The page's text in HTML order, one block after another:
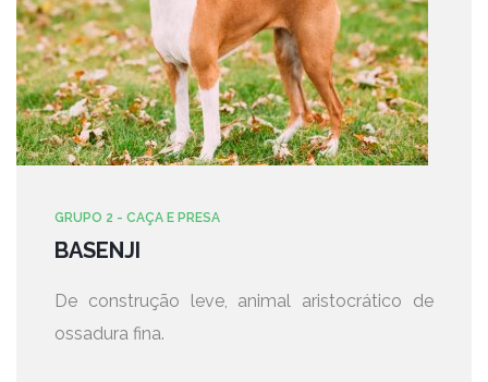
GRUPO 2 - CAÇA E PRESA
BASENJI
De construção leve, animal aristocrático de
ossadura fina.